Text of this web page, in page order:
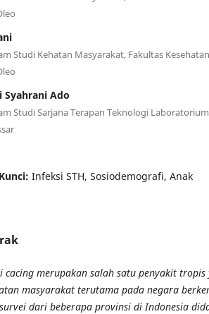
Studi Kehatan Masyarakat, Fakultas
Syahrani Ado
Studi Sarjana Terapan Teknologi
Infeksi STH, Sosiodemografi, Anak
cacing merupakan salah satu penyakit
masyarakat terutama pada negara
survei dari beberapa provinsi di Indonesia